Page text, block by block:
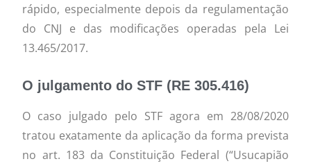
rápido, especialmente depois da regulamentação
do CNJ e das modificações operadas pela Lei
13.465/2017.
O julgamento do STF (RE 305.416)
O caso julgado pelo STF agora em 28/08/2020
tratou exatamente da aplicação da forma prevista
no art. 183 da Constituição Federal (“Usucapião